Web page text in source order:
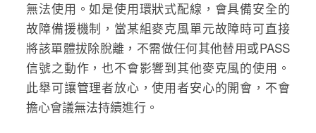
無法使用。如是使用環狀式配線，會具備安全的
故障備援機制，當某組麥克風單元故障時可直接
將該單體拔除脫離，不需做任何其他替用或PASS
信號之動作，也不會影響到其他麥克風的使用。
此舉可讓管理者放心，使用者安心的開會，不會
擔心會議無法持續進行。